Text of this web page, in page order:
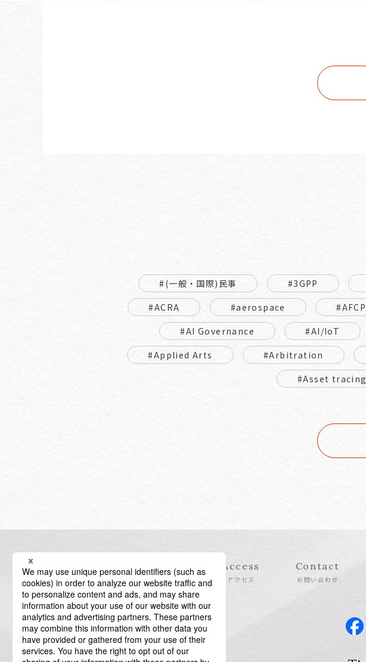
#(一般・国際)民事 #3GPP
#ACRA
#aerospace #AFCP
#AI Governance
#AI/IoT
#Applied Arts
#Arbitration
#Asset tracing
Information
インフォメーション
Access
アクセス
Contact
お問い合わせ